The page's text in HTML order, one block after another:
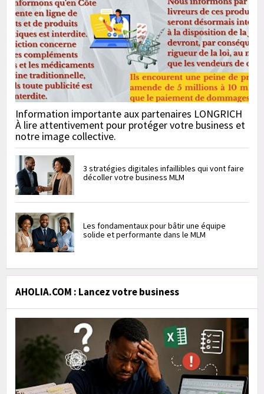
Information importante aux partenaires LONGRICH
À lire attentivement pour protéger votre business et
notre image collective.
3 stratégies digitales infaillibles qui vont faire
décoller votre business MLM
Les fondamentaux pour bâtir une équipe
solide et performante dans le MLM
AHOLIA.COM : Lancez votre business